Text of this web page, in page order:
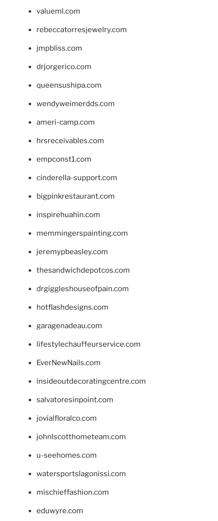
valueml.com
rebeccatorresjewelry.com
jmpbliss.com
drjorgerico.com
queensushipa.com
wendyweimerdds.com
ameri-camp.com
hrsreceivables.com
empconst1.com
cinderella-support.com
bigpinkrestaurant.com
inspirehuahin.com
memmingerspainting.com
jeremypbeasley.com
thesandwichdepotcos.com
drgiggleshouseofpain.com
hotflashdesigns.com
garagenadeau.com
lifestylechauffeurservice.com
EverNewNails.com
insideoutdecoratingcentre.com
salvatoresinpoint.com
jovialfloralco.com
johnlscotthometeam.com
u-seehomes.com
watersportslagonissi.com
mischieffashion.com
eduwyre.com